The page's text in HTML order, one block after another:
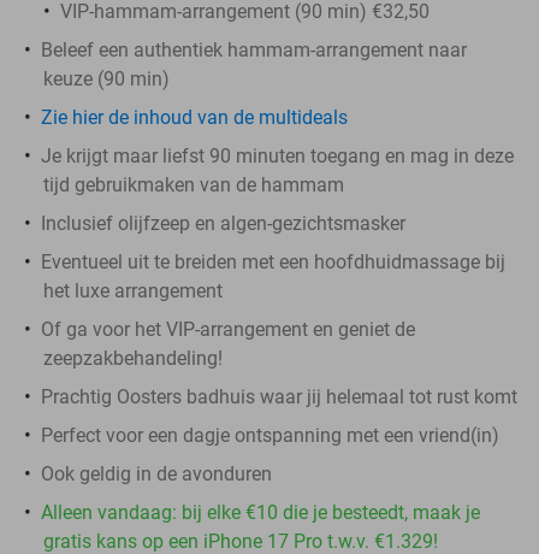
VIP-hammam-arrangement (90 min) €32,50
Beleef een authentiek hammam-arrangement naar
keuze (90 min)
Zie hier de inhoud van de multideals
Je krijgt maar liefst 90 minuten toegang en mag in deze
tijd gebruikmaken van de hammam
Inclusief olijfzeep en algen-gezichtsmasker
Eventueel uit te breiden met een hoofdhuidmassage bij
het luxe arrangement
Of ga voor het VIP-arrangement en geniet de
zeepzakbehandeling!
Prachtig Oosters badhuis waar jij helemaal tot rust komt
Perfect voor een dagje ontspanning met een vriend(in)
Ook geldig in de avonduren
Alleen vandaag: bij elke €10 die je besteedt, maak je
gratis kans op een iPhone 17 Pro t.w.v. €1.329!